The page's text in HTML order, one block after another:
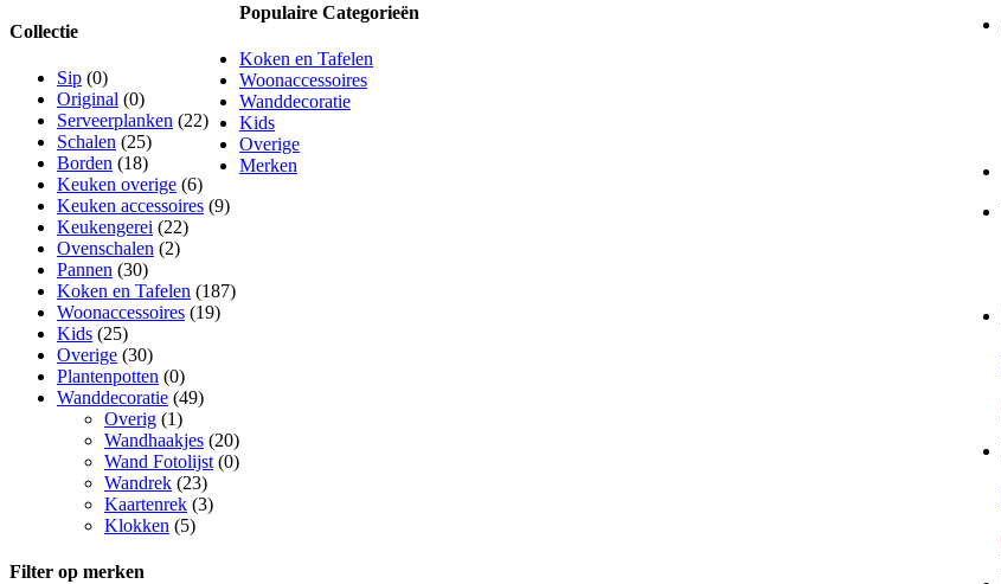
Collectie
Sip (0)
Original (0)
Serveerplanken (22)
Schalen (25)
Borden (18)
Keuken overige (6)
Keuken accessoires (9)
Keukengerei (22)
Ovenschalen (2)
Pannen (30)
Koken en Tafelen (187)
Woonaccessoires (19)
Kids (25)
Overige (30)
Plantenpotten (0)
Wanddecoratie (49)
Overig (1)
Wandhaakjes (20)
Wand Fotolijst (0)
Wandrek (23)
Kaartenrek (3)
Klokken (5)
Filter op merken
Populaire Categorieën
Koken en Tafelen
Woonaccessoires
Wanddecoratie
Kids
Overige
Merken